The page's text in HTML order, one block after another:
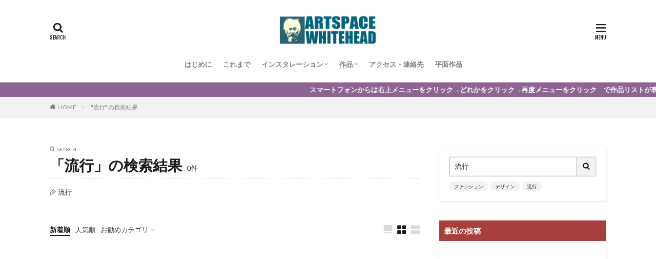
はじめに これまで インスタレーション
999㎥展
MATRIX1999
Shelter
One day in tabito
浮遊地帯
夢の始まり
One time or wind
One day 2020〜俯瞰される生〜
あーす/EARTH
秋の詩
生成の庭
虚構の隧道 〜裏庭で遊ぶ〜
雲の居場所
作品
海辺のレリーフ
アクセス・連絡先 平面作品
スマートフォンからは右上メニューをクリック→どれかをクリック→再度メニューをクリック で
HOME "流行" の検索結果
SEARCH
「流行」の検索結果 0件
流行
新着順 人気順 お勧めカテゴリ
ファッション デザイン 流行
最近の投稿